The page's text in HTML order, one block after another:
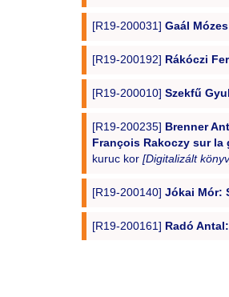
[R19-200031] Gaál
[R19-200192] Rákóczi
[R19-200010] Szekfű
[R19-200235] Brenner
François Rakoczy sur
kuruc kor [Digitalizált
[R19-200140] Jókai Mór:
[R19-200161] Radó